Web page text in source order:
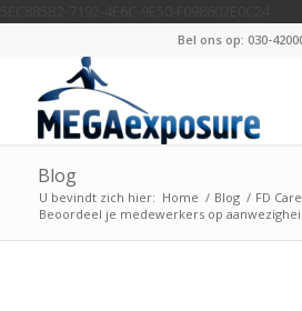
Bel ons op: 030-
Blog
U bevindt zich hier: Home / Blog / FD
Beoordeel je medewerkers op